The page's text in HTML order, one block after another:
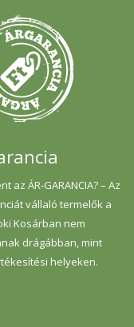
az ÁR-GARANCIA? – Az
vállaló termelők a
Kosárban nem
drágábban, mint
helyeken.